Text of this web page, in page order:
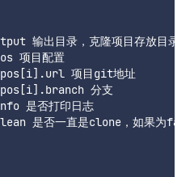
输出目录，克隆项目存放目录
项目配置
项目git地址
分支
是否打印日志
是否一直是clone，如果为